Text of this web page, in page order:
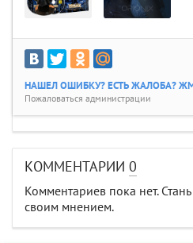
НАШЕЛ ОШИБКУ? ЕСТЬ ЖАЛОБА?
Пожаловаться администрации
КОММЕНТАРИИ 0
Комментариев пока нет.
своим мнением.